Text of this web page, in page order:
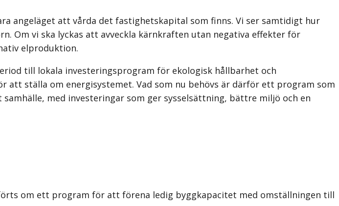
angeläget att vårda det fastighetskapital som finns. Vi ser samtidigt hur
Om vi ska lyckas att avveckla kärnkraften utan negativa effekter för
elproduktion.
till lokala investeringsprogram för ekologisk hållbarhet och
ställa om energisystemet. Vad som nu behövs är därför ett program som
med investeringar som ger sysselsättning, bättre miljö och en
om ett program för att förena ledig byggkapacitet med omställningen till